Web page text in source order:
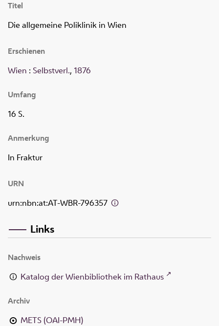
Titel
Die allgemeine Poliklinik in Wien
Erschienen
Wien : Selbstverl., 1876
Umfang
16 S.
Anmerkung
In Fraktur
URN
urn:nbn:at:AT-WBR-796357
Links
Nachweis
Katalog der Wienbibliothek im Rathaus
Archiv
METS (OAI-PMH)